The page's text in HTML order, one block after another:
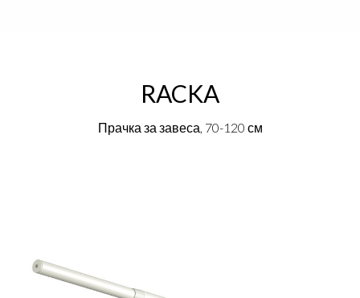
RACKA
Прачка за завеса, 70-120 см